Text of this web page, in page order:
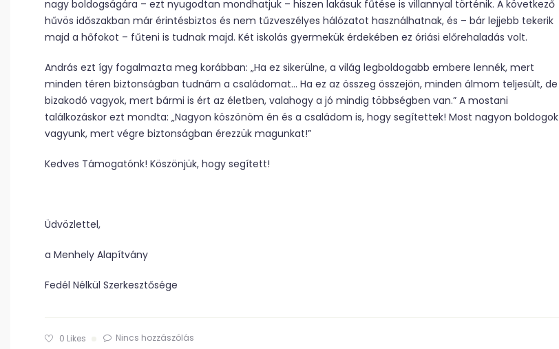
nagy boldogságára – ezt nyugodtan mondhatjuk – hiszen lakásuk fűtése is villannyal történik. A következő
hűvös időszakban már érintésbiztos és nem tűzveszélyes hálózatot használhatnak, és – bár lejjebb tekerik
majd a hőfokot – fűteni is tudnak majd. Két iskolás gyermekük érdekében ez óriási előrehaladás volt.
András ezt így fogalmazta meg korábban: „Ha ez sikerülne, a világ legboldogabb embere lennék, mert
minden téren biztonságban tudnám a családomat… Ha ez az összeg összejön, minden álmom teljesült, de
bizakodó vagyok, mert bármi is ért az életben, valahogy a jó mindig többségben van.” A mostani
találkozáskor ezt mondta: „Nagyon köszönöm én és a családom is, hogy segítettek! Most nagyon boldogok
vagyunk, mert végre biztonságban érezzük magunkat!”
Kedves Támogatónk! Köszönjük, hogy segített!
Üdvözlettel,
a Menhely Alapítvány
Fedél Nélkül Szerkesztősége
0 Likes Nincs hozzászólás